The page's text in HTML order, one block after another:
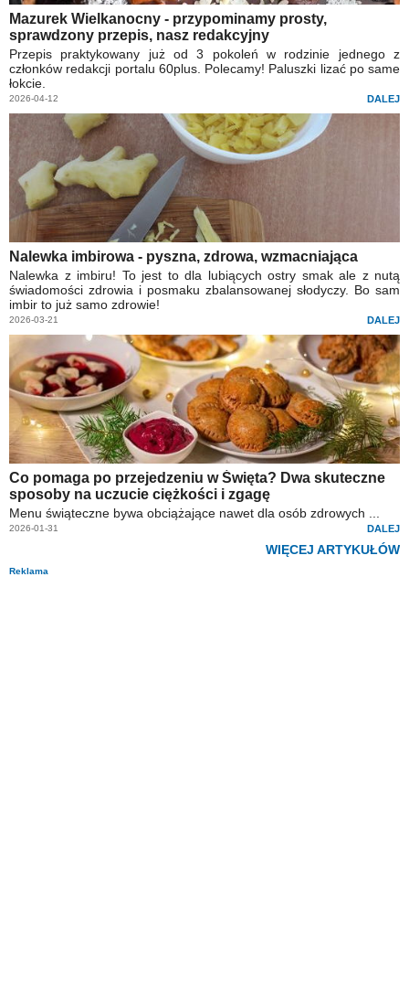
Mazurek Wielkanocny - przypominamy prosty,
sprawdzony przepis, nasz redakcyjny
Przepis praktykowany już od 3 pokoleń w rodzinie jednego z
członków redakcji portalu 60plus. Polecamy! Paluszki lizać po same
łokcie.
2026-04-12 DALEJ
Nalewka imbirowa - pyszna, zdrowa, wzmacniająca
Nalewka z imbiru! To jest to dla lubiących ostry smak ale z nutą
świadomości zdrowia i posmaku zbalansowanej słodyczy. Bo sam
imbir to już samo zdrowie!
2026-03-21 DALEJ
Co pomaga po przejedzeniu w Święta? Dwa skuteczne
sposoby na uczucie ciężkości i zgagę
Menu świąteczne bywa obciążające nawet dla osób zdrowych ...
2026-01-31 DALEJ
WIĘCEJ ARTYKUŁÓW
Reklama